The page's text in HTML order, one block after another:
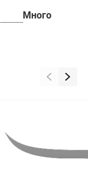
Много